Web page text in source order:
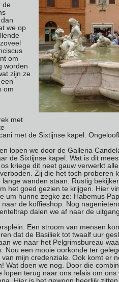
de
we op
om
worden
zijn ze
om
met
met de Sixtijnse kapel.
lopen we door de Galleria
de Sixtijnse kapel. Wat is dit
kriege dit neet gauw verwerkt
Zij die het toch proberen
wanden staan. Rustig
het goed gezien te krijgen. Hier
hunne zegke ze: Habemus
de koffieshop. Nog
dalen we af naar de uitgang.
Een stroom van mensen
dat de Basiliek tot twaalf uur
we naar het Pelgrimsbureau
een mooie oorkonde ter
mijn credenziale. Ook komt er
Wat doen we nog. Door die
terug naar ons relais om